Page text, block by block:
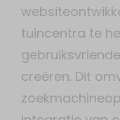
tuincentra te
creëren. Dit